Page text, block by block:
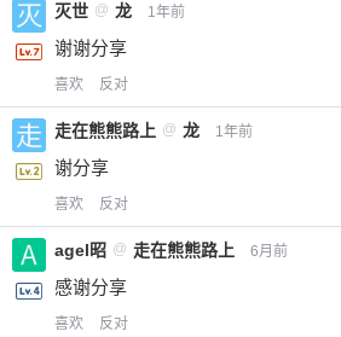
灭世 @ 龙 1年前
谢谢分享
喜欢 反对
走在熊熊路上 @ 龙 1年前
谢分享
喜欢 反对
agel昭 @ 走在熊熊路上 6月前
感谢分享
喜欢 反对